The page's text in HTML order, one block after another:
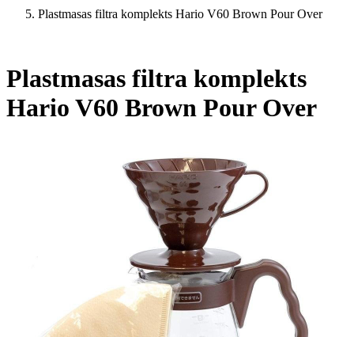
Plastmasas filtra komplekts Hario V60 Brown Pour Over
Plastmasas filtra komplekts
Hario V60 Brown Pour Over